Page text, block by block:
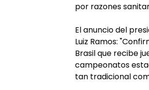
por razones
El anuncio del
Luiz Ramos:
Brasil que recibe
campeonatos
tan tradicional